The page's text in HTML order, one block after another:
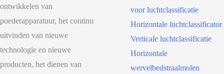
ontwikkelen van
poederapparatuur, het continu
uitvinden van nieuwe
technologie en nieuwe
producten, het dienen van
voor luchtclassificatie
Horizontale luchtclassificator
Verticale luchtclassificatie
Horizontale
wervelbedstraalmolen